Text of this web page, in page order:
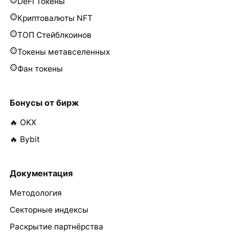
Криптовалюты NFT
ТОП Стейблкоинов
Токены метавселенных
Фан токены
Бонусы от бирж
🔥 OKX
🔥 Bybit
Документация
Методология
Секторные индексы
Раскрытие партнёрства